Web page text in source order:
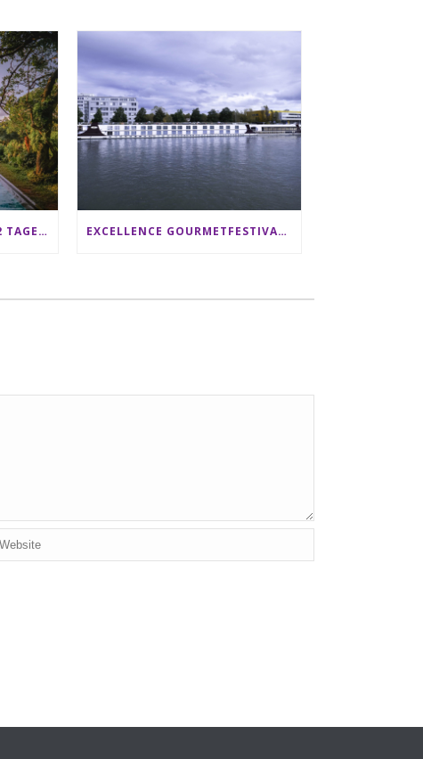
SRI LANKA RUNDREISE: 12 TAGE ZWISCHEN ELEFANTEN, TEEPLANTAGEN & STRAND ALS FAMILIE EXCELLENCE GOURMETFESTIVAL ´25: ZWEI STERNEKÖCHE ANTONIO GUIDA & DARIO MORESCO VERWÖHNEN IHRE GÄSTE AUF EINER LUXERIÖSEN SCHIFFSREISE